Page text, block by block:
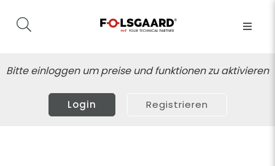
Bitte einloggen um preise und funktionen zu aktivieren
Login Registrieren